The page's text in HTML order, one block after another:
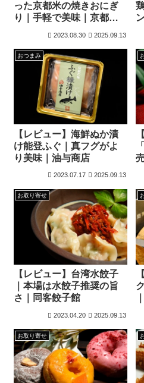
った京都米の焼きおにぎ
り｜手軽で美味｜京都ど
2023.08.30 2025.09.13
おつまみ
【レビュー】海鮮ぬか漬
け能登ふぐ｜真フグがよ
り美味｜油与商店
2023.07.17 2025.09.13
お取り寄せ
【レビュー】台湾水餃子
｜本場は水餃子推奨の旨
さ｜同客餃子館
2023.04.20 2025.09.13
お取り寄せ